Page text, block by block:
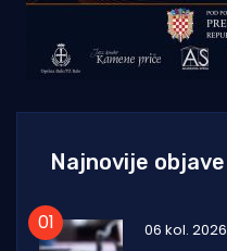
Najnovije objave
06 kol. 2026